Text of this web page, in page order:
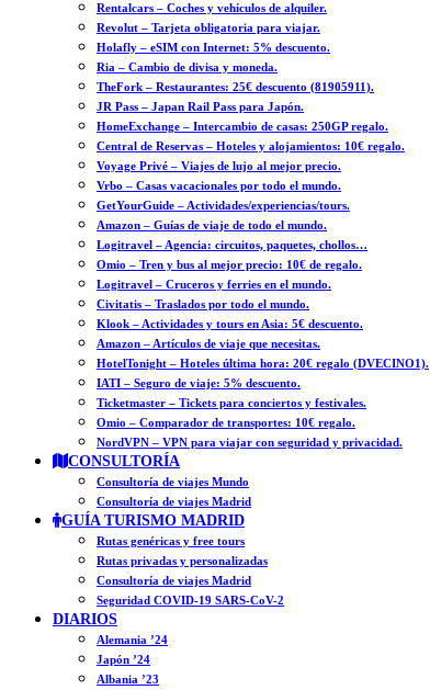
Rentalcars – Coches y vehículos de alquiler.
Revolut – Tarjeta obligatoria para viajar.
Holafly – eSIM con Internet: 5% descuento.
Ria – Cambio de divisa y moneda.
TheFork – Restaurantes: 25€ descuento (81905911).
JR Pass – Japan Rail Pass para Japón.
HomeExchange – Intercambio de casas: 250GP regalo.
Central de Reservas – Hoteles y alojamientos: 10€ regalo.
Voyage Privé – Viajes de lujo al mejor precio.
Vrbo – Casas vacacionales por todo el mundo.
GetYourGuide – Actividades/experiencias/tours.
Amazon – Guías de viaje de todo el mundo.
Logitravel – Agencia: circuitos, paquetes, chollos…
Omio – Tren y bus al mejor precio: 10€ de regalo.
Logitravel – Cruceros y ferries en el mundo.
Civitatis – Traslados por todo el mundo.
Klook – Actividades y tours en Asia: 5€ descuento.
Amazon – Artículos de viaje que necesitas.
HotelTonight – Hoteles última hora: 20€ regalo (DVECINO1).
IATI – Seguro de viaje: 5% descuento.
Ticketmaster – Tickets para conciertos y festivales.
Omio – Comparador de transportes: 10€ regalo.
NordVPN – VPN para viajar con seguridad y privacidad.
CONSULTORÍA
Consultoría de viajes Mundo
Consultoría de viajes Madrid
GUÍA TURISMO MADRID
Rutas genéricas y free tours
Rutas privadas y personalizadas
Consultoría de viajes Madrid
Seguridad COVID-19 SARS-CoV-2
DIARIOS
Alemania ’24
Japón ’24
Albania ’23